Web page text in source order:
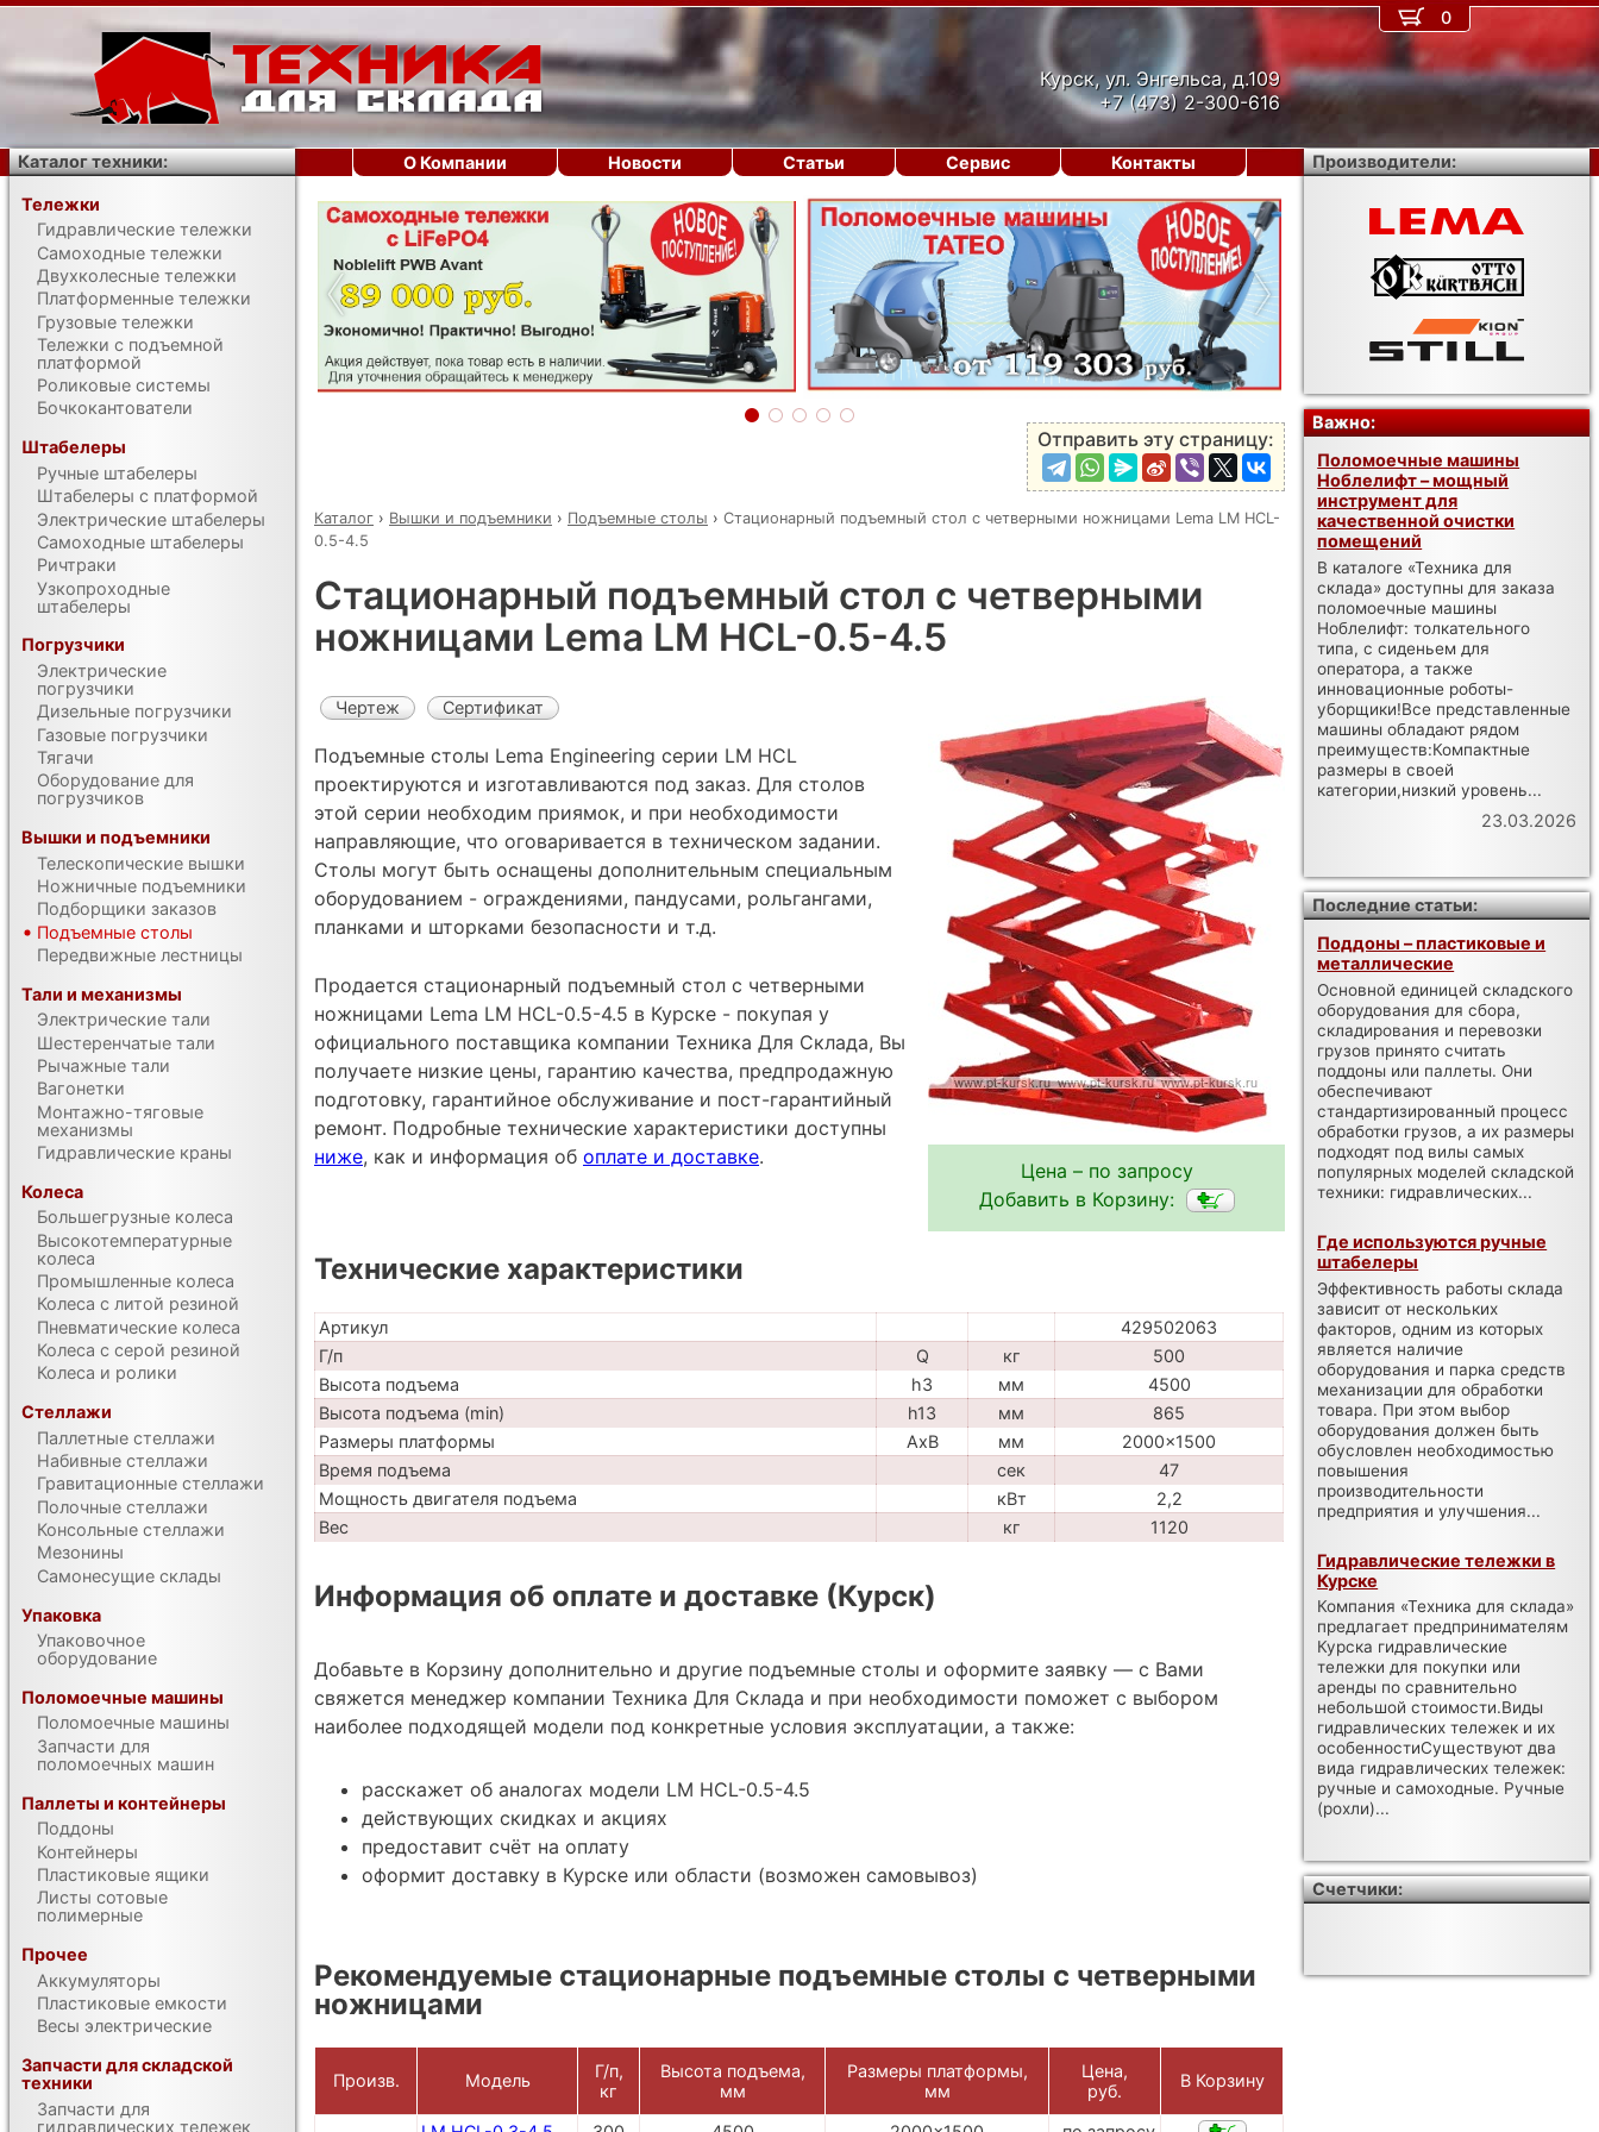
Курск, ул. Энгельса, д.109
+7 (473) 2-300-616
‹ ›
Отправить эту страницу:
Каталог › Вышки и подъемники › Подъемные столы › Стационарный подъемный стол с четверными ножницами Lema LM HCL-
0.5-4.5
Стационарный подъемный стол с четверными
ножницами Lema LM HCL-0.5-4.5
Цена – по запросу
Добавить в Корзину:
Чертеж Сертификат
Подъемные столы Lema Engineering серии LM HCL
проектируются и изготавливаются под заказ. Для столов
этой серии необходим приямок, и при необходимости
направляющие, что оговаривается в техническом задании.
Столы могут быть оснащены дополнительным специальным
оборудованием - ограждениями, пандусами, рольгангами,
планками и шторками безопасности и т.д.
Продается стационарный подъемный стол с четверными
ножницами Lema LM HCL-0.5-4.5 в Курске - покупая у
официального поставщика компании Техника Для Склада, Вы
получаете низкие цены, гарантию качества, предпродажную
подготовку, гарантийное обслуживание и пост-гарантийный
ремонт. Подробные технические характеристики доступны
ниже, как и информация об оплате и доставке.
Технические характеристики
Артикул
429502063
Г/п
Q кг
500
Высота подъема
h3 мм
4500
Высота подъема (min)
h13 мм
865
Размеры платформы
AxB мм
2000x1500
Время подъема
сек
47
Мощность двигателя подъема
кВт
2,2
Вес
кг 1120
Информация об оплате и доставке (Курск)
Добавьте в Корзину дополнительно и другие подъемные столы и оформите заявку — с Вами
свяжется менеджер компании Техника Для Склада и при необходимости поможет с выбором
наиболее подходящей модели под конкретные условия эксплуатации, а также:
расскажет об аналогах модели LM HCL-0.5-4.5
действующих скидках и акциях
предоставит счёт на оплату
оформит доставку в Курске или области (возможен самовывоз)
Рекомендуемые стационарные подъемные столы с четверными
ножницами
Произв. Модель
Г/п,
кг
Высота подъема,
мм
Размеры платформы,
мм
Цена,
руб.
В Корзину
0
О Компании Новости Статьи Сервис Контакты
Каталог техники:
Тележки
Гидравлические тележки
Самоходные тележки
Двухколесные тележки
Платформенные тележки
Грузовые тележки
Тележки с подъемной
платформой
Роликовые системы
Бочкокантователи
Штабелеры
Ручные штабелеры
Штабелеры с платформой
Электрические штабелеры
Самоходные штабелеры
Ричтраки
Узкопроходные
штабелеры
Погрузчики
Электрические
погрузчики
Дизельные погрузчики
Газовые погрузчики
Тягачи
Оборудование для
погрузчиков
Вышки и подъемники
Телескопические вышки
Ножничные подъемники
Подборщики заказов
Подъемные столы
Передвижные лестницы
Тали и механизмы
Электрические тали
Шестеренчатые тали
Рычажные тали
Вагонетки
Монтажно-тяговые
механизмы
Гидравлические краны
Колеса
Большегрузные колеса
Высокотемпературные
колеса
Промышленные колеса
Колеса с литой резиной
Пневматические колеса
Колеса с серой резиной
Колеса и ролики
Стеллажи
Паллетные стеллажи
Набивные стеллажи
Гравитационные стеллажи
Полочные стеллажи
Консольные стеллажи
Мезонины
Самонесущие склады
Упаковка
Упаковочное
оборудование
Поломоечные машины
Поломоечные машины
Запчасти для
поломоечных машин
Паллеты и контейнеры
Поддоны
Контейнеры
Пластиковые ящики
Листы сотовые
полимерные
Прочее
Аккумуляторы
Пластиковые емкости
Весы электрические
Запчасти для складской
техники
Запчасти для
гидравлических тележек
Производители:
Важно:
Поломоечные машины
Ноблелифт – мощный
инструмент для
качественной очистки
помещений
В каталоге «Техника для
склада» доступны для заказа
поломоечные машины
Ноблелифт: толкательного
типа, с сиденьем для
оператора, а также
инновационные роботы-
уборщики!Все представленные
машины обладают рядом
преимуществ:Компактные
размеры в своей
категории,низкий уровень...
23.03.2026
Последние статьи:
Поддоны – пластиковые и
металлические
Основной единицей складского
оборудования для сбора,
складирования и перевозки
грузов принято считать
поддоны или паллеты. Они
обеспечивают
стандартизированный процесс
обработки грузов, а их размеры
подходят под вилы самых
популярных моделей складской
техники: гидравлических...
Где используются ручные
штабелеры
Эффективность работы склада
зависит от нескольких
факторов, одним из которых
является наличие
оборудования и парка средств
механизации для обработки
товара. При этом выбор
оборудования должен быть
обусловлен необходимостью
повышения
производительности
предприятия и улучшения...
Гидравлические тележки в
Курске
Компания «Техника для склада»
предлагает предпринимателям
Курска гидравлические
тележки для покупки или
аренды по сравнительно
небольшой стоимости.Виды
гидравлических тележек и их
особенностиСуществуют два
вида гидравлических тележек:
ручные и самоходные. Ручные
(рохли)...
Счетчики: